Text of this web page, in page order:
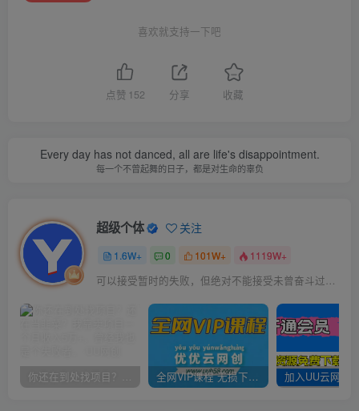
喜欢就支持一下吧
点赞 152 分享 收藏
Every day has not danced, all are life's disappointment.
每一个不曾起舞的日子，都是对生命的辜负
超级个体 关注
1.6W+ 0 101W+ 1119W+
可以接受暂时的失败，但绝对不能接受未曾奋斗过的自己
你还在到处找项目？还在当韭菜？我靠卖项目一个月收入5万+，曾经我也是个失败者。 全网VIP课程 无损下载~